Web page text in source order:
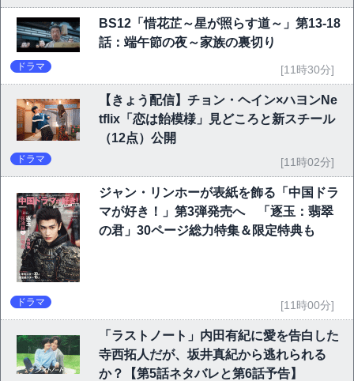
BS12「惜花芷～星が照らす道～」第13-18
話：端午節の夜～家族の裏切り
ドラマ [11時30分]
【きょう配信】チョン・ヘイン×ハヨンNe
tflix「恋は飴模様」見どころと新スチール
（12点）公開
ドラマ [11時02分]
ジャン・リンホーが表紙を飾る「中国ドラ
マが好き！」第3弾発売へ 「逐玉：翡翠
の君」30ページ総力特集＆限定特典も
ドラマ [11時00分]
「ラストノート」内田有紀に愛を告白した
寺西拓人だが、坂井真紀から逃れられる
か？【第5話ネタバレと第6話予告】